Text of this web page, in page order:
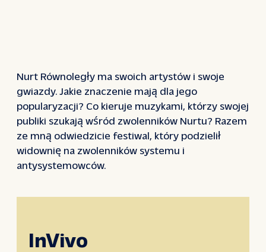
Nurt Równoległy ma swoich artystów i swoje
gwiazdy. Jakie znaczenie mają dla jego
popularyzacji? Co kieruje muzykami, którzy swojej
publiki szukają wśród zwolenników Nurtu? Razem
ze mną odwiedzicie festiwal, który podzielił
widownię na zwolenników systemu i
antysystemowców.
InVivo